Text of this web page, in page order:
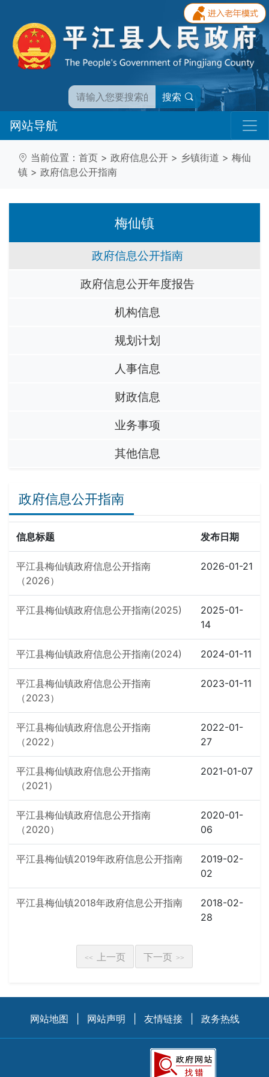
搜索
网站导航
当前位置： 首页 > 政府信息公开 > 乡镇街道 > 梅仙
镇 > 政府信息公开指南
梅仙镇
政府信息公开指南
政府信息公开年度报告
机构信息
规划计划
人事信息
财政信息
业务事项
其他信息
政府信息公开指南
信息标题 发布日期
平江县梅仙镇政府信息公开指南
（2026）
2026-01-21
平江县梅仙镇政府信息公开指南(2025)
2025-01-
14
平江县梅仙镇政府信息公开指南(2024) 2024-01-11
平江县梅仙镇政府信息公开指南
（2023）
2023-01-11
平江县梅仙镇政府信息公开指南
（2022）
2022-01-
27
平江县梅仙镇政府信息公开指南
（2021）
2021-01-07
平江县梅仙镇政府信息公开指南
（2020）
2020-01-
06
平江县梅仙镇2019年政府信息公开指南
2019-02-
02
平江县梅仙镇2018年政府信息公开指南
2018-02-
28
<< 上一页 下一页 >>
网站地图 网站声明 友情链接 政务热线